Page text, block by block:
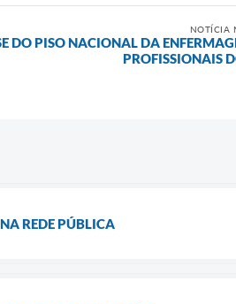
NOTÍCIA
DO PISO NACIONAL DA
PROFISSIONAIS
REDE PÚBLICA